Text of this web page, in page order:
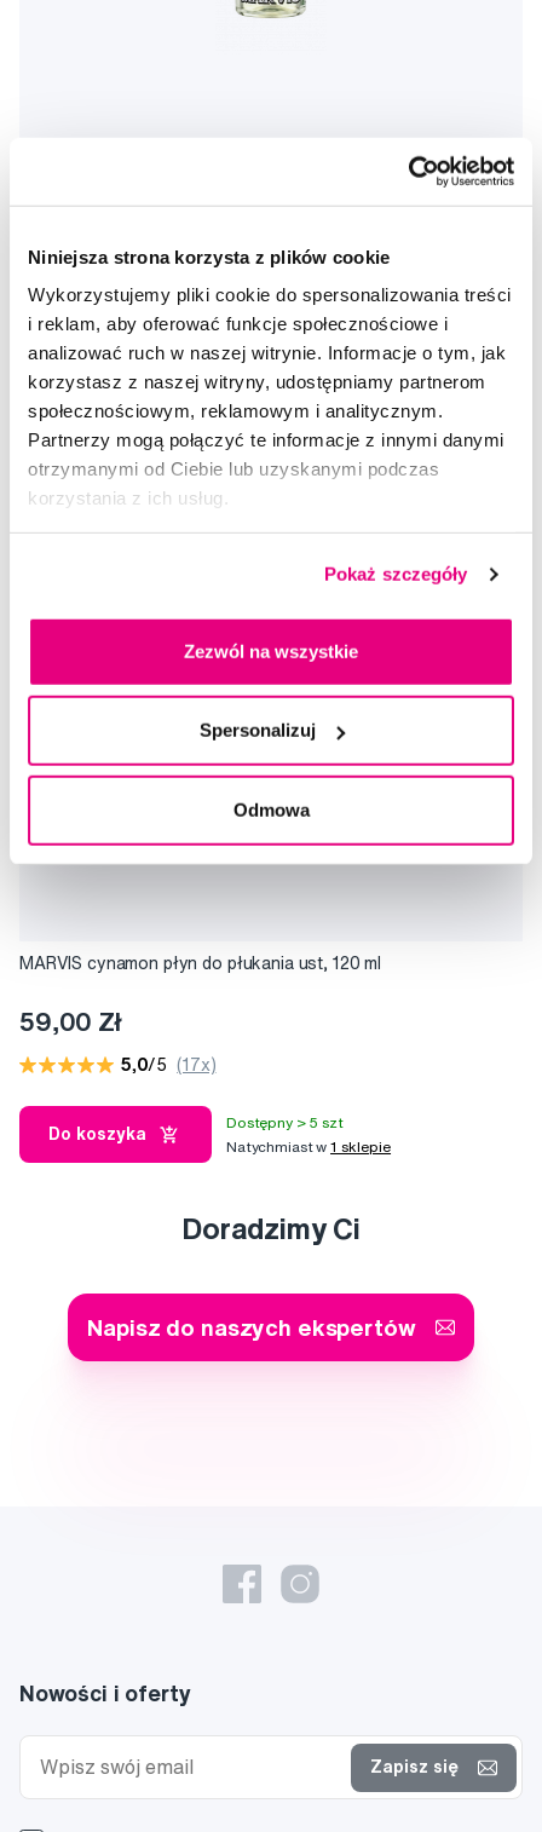
Niniejsza strona korzysta z plików cookie
Wykorzystujemy pliki cookie do spersonalizowania treści
i reklam, aby oferować funkcje społecznościowe i
analizować ruch w naszej witrynie. Informacje o tym, jak
korzystasz z naszej witryny, udostępniamy partnerom
społecznościowym, reklamowym i analitycznym.
Partnerzy mogą połączyć te informacje z innymi danymi
otrzymanymi od Ciebie lub uzyskanymi podczas
korzystania z ich usług.
Pokaż szczegóły
Zezwól na wszystkie
Spersonalizuj
Odmowa
5,0/5 (54x)
Do koszyka
Dostępny > 5 szt
Natychmiast w
1 sklepie
MARVIS cynamon płyn do płukania ust, 120 ml
59,00 Zł
5,0/5 (17x)
Do koszyka
Dostępny > 5 szt
Natychmiast w1 sklepie
Doradzimy Ci
Napisz do naszych ekspertów
Nowości i oferty
Zapisz się